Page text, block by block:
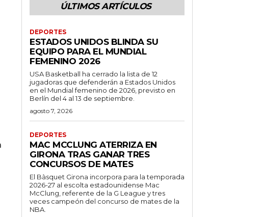
ÚLTIMOS ARTÍCULOS
DEPORTES
ESTADOS UNIDOS BLINDA SU
EQUIPO PARA EL MUNDIAL
FEMENINO 2026
USA Basketball ha cerrado la lista de 12
jugadoras que defenderán a Estados Unidos
en el Mundial femenino de 2026, previsto en
Berlín del 4 al 13 de septiembre.
agosto 7, 2026
DEPORTES
MAC MCCLUNG ATERRIZA EN
GIRONA TRAS GANAR TRES
CONCURSOS DE MATES
El Bàsquet Girona incorpora para la temporada
2026-27 al escolta estadounidense Mac
McClung, referente de la G League y tres
veces campeón del concurso de mates de la
NBA.